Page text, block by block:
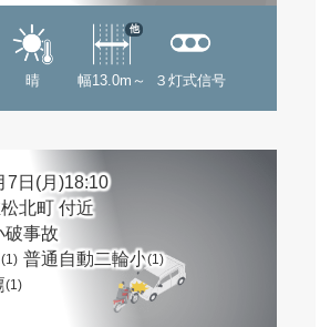
晴 幅13.0m～
他
３灯式信号
7日(月)18:10
北町 付近
破事故
(1) 普通自動二輪小(1)
(1)